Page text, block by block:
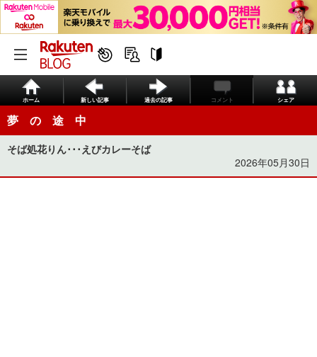
ホーム 新しい記事 過去の記事 コメント シェア
夢 の 途 中
そば処花りん･･･えびカレーそば
2026年05月30日